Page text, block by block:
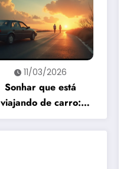
11/03/2026
Sonhar que está
viajando de carro:
significado e
interpretação